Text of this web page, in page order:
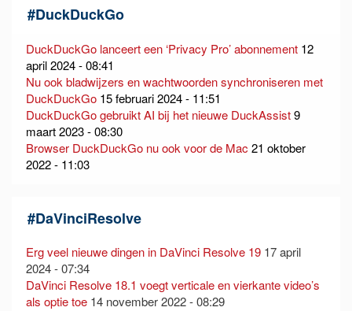
Q R S T U V W X Y
#DuckDuckGo
DuckDuckGo lanceert een ‘Privacy Pro’ abonnement 12
april 2024 - 08:41
Nu ook bladwijzers en wachtwoorden synchroniseren met
DuckDuckGo 15 februari 2024 - 11:51
DuckDuckGo gebruikt AI bij het nieuwe DuckAssist9
maart 2023 - 08:30
Browser DuckDuckGo nu ook voor de Mac 21 oktober
2022 - 11:03
#DaVinciResolve
Erg veel nieuwe dingen in DaVinci Resolve 19 17 april
2024 - 07:34
DaVinci Resolve 18.1 voegt verticale en vierkante video’s
als optie toe 14 november 2022 - 08:29